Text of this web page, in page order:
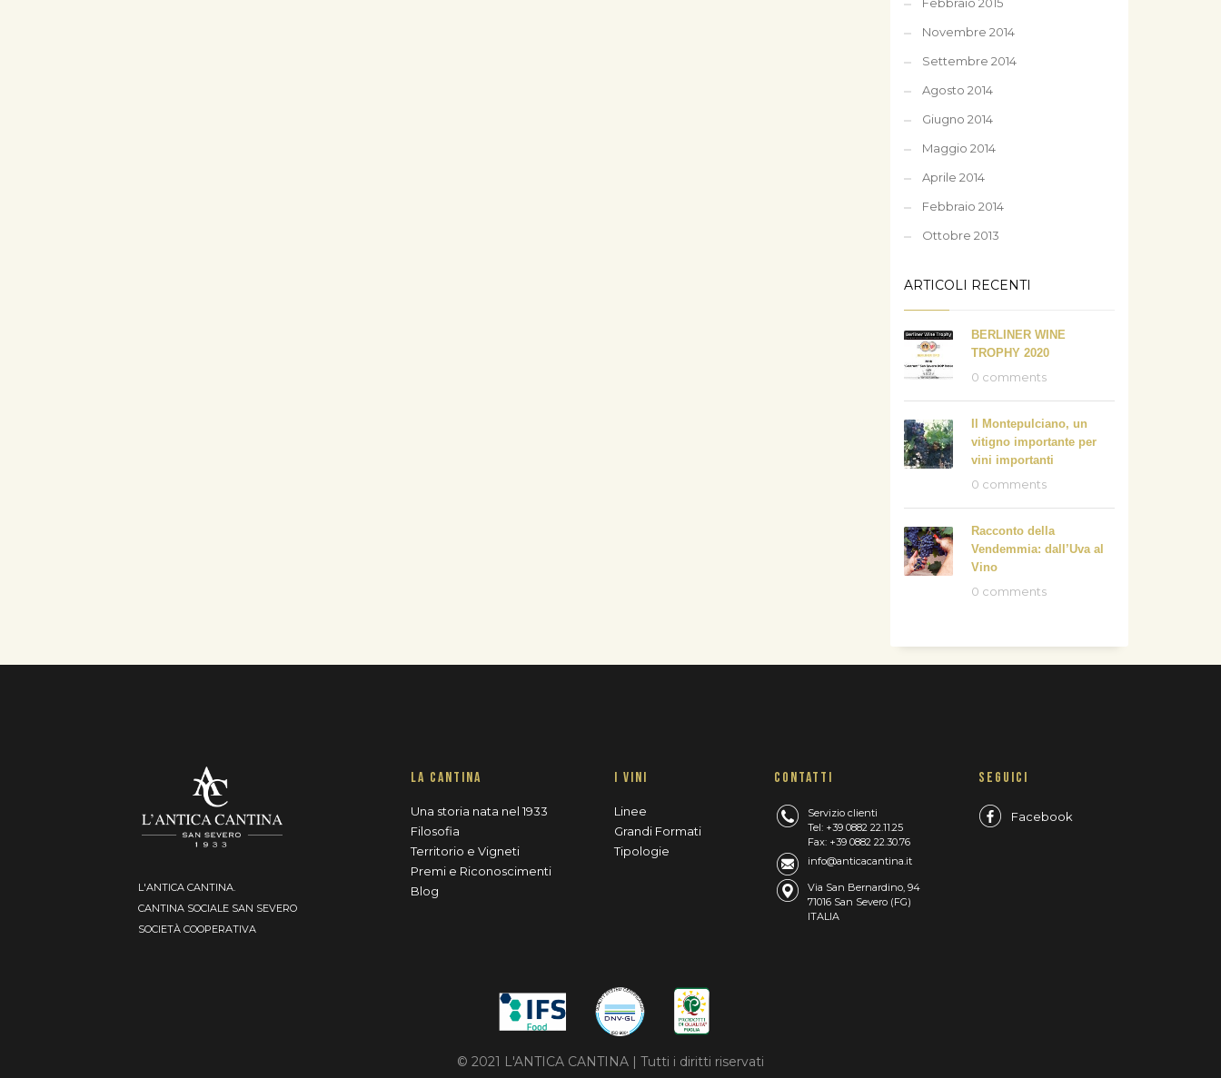
Novembre 2014
Settembre 2014
Agosto 2014
Giugno 2014
Maggio 2014
Aprile 2014
Febbraio 2014
Ottobre 2013
ARTICOLI RECENTI
BERLINER WINE
TROPHY 2020
0 comments
Il Montepulciano, un
vitigno importante per
vini importanti
0 comments
Racconto della
Vendemmia: dall’Uva al
Vino
0 comments
L'ANTICA CANTINA.
CANTINA SOCIALE SAN SEVERO
SOCIETÀ COOPERATIVA
LA CANTINA
Una storia nata nel 1933
Filosofia
Territorio e Vigneti
Premi e Riconoscimenti
Blog
I VINI
Linee
Grandi Formati
Tipologie
CONTATTI
Servizio clienti
Tel: +39 0882 22.11.25
Fax: +39 0882 22.30.76
info@anticacantina.it
Via San Bernardino, 94
71016 San Severo (FG)
ITALIA
SEGUICI
Facebook
© 2021 L'ANTICA CANTINA | Tutti i diritti riservati